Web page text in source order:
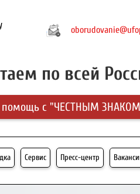
по всей
с "ЧЕСТНЫМ
Сервис Пресс-центр